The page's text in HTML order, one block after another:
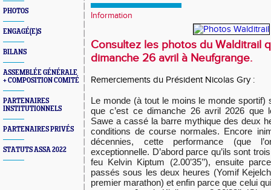
PHOTOS
ENGAGÉ(E)S
BILANS
ASSEMBLÉE GÉNÉRALE
+ COMPOSITION COMITÉ
PARTENAIRES
INSTITUTIONNELS
PARTENAIRES PRIVÉS
STATUTS ASSA 2022
Information
Consultez les photos du Walditrail
dimanche 26 avril à Neufgrange.
Remerciements du Président Nicolas Gry :
Le monde (à tout le moins le monde sportif)
que c’est ce dimanche 26 avril 2026 que
Sawe a cassé la barre mythique des deux
conditions de course normales. Encore
décennies, cette performance (que
exceptionnelle. D’abord parce qu’ils sont
feu Kelvin Kiptum (2.00’35’’), ensuite
passés sous les deux heures (Yomif
premier marathon) et enfin parce que celui